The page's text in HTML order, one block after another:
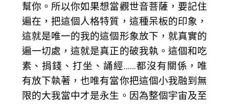
幫你。所以你如果想當觀世音菩薩，要記住
遍在，把這個人格特質，這種呆板的印象，
這就是唯一的我的這個形象放下，就真實的
遍一切處，這就是真正的破我執。這個和吃
素、捐錢、打坐、誦經……都沒有關係，唯
有放下執著，也唯有當你把這個小我融到無
限的大我當中才是永生。因為整個宇宙及至